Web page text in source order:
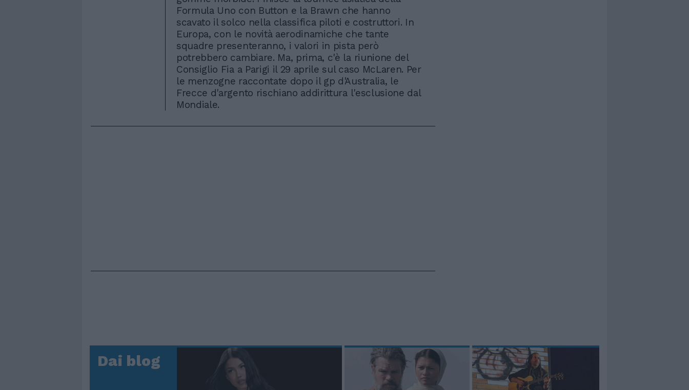
Formula Uno con Button e la Brawn che hanno
scavato il solco nella classifica piloti e costruttori. In
Europa, con le novità aerodinamiche che tante
squadre presenteranno, i valori in pista però
potrebbero cambiare. Ma, prima, c'è la riunione del
Consiglio Fia a Parigi il 29 aprile sul caso McLaren. Per
le menzogne raccontate dopo il gp d'Australia, le
Frecce d'argento rischiano addirittura l'esclusione dal
Mondiale.
Dai blog